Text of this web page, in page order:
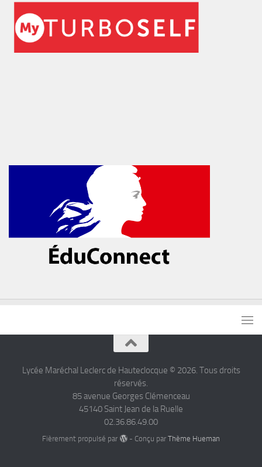
Lycée Maréchal Leclerc de Hauteclocque © 2026. Tous droits
réservés.
85 avenue Georges Clémenceau
45140 Saint Jean de la Ruelle
02.36.86.49.00
Fièrement propulsé par - Conçu par Thème Hueman